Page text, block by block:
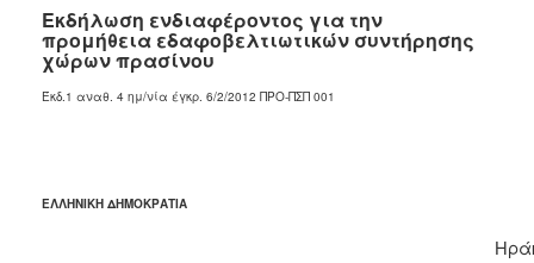
2023
2022
2021
2018
Εκδήλωση ενδιαφέροντος για την
προμήθεια εδαφοβελτιωτικών συντήρησης
χώρων πρασίνου
Έκδ.1 αναθ. 4 ημ/νία έγκρ. 6/2/2012 ΠΡΟ-ΠΣΠ 001
ΕΛΛΗΝΙΚΗ ΔΗΜΟΚΡΑΤΙΑ